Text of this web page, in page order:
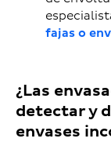
fajas o
¿Las
detectar y
envases